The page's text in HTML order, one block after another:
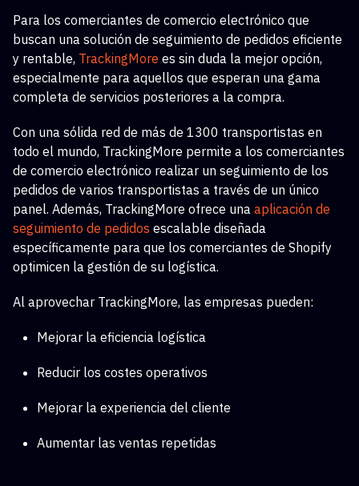
Para los comerciantes de comercio electrónico que
buscan una solución de seguimiento de pedidos eficiente
y rentable, TrackingMore es sin duda la mejor opción,
especialmente para aquellos que esperan una gama
completa de servicios posteriores a la compra.
Con una sólida red de más de 1300 transportistas en
todo el mundo, TrackingMore permite a los comerciantes
de comercio electrónico realizar un seguimiento de los
pedidos de varios transportistas a través de un único
panel. Además, TrackingMore ofrece una aplicación de
seguimiento de pedidos escalable diseñada
específicamente para que los comerciantes de Shopify
optimicen la gestión de su logística.
Al aprovechar TrackingMore, las empresas pueden:
Mejorar la eficiencia logística
Reducir los costes operativos
Mejorar la experiencia del cliente
Aumentar las ventas repetidas